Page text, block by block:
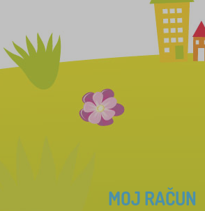
MOJ RAČUN